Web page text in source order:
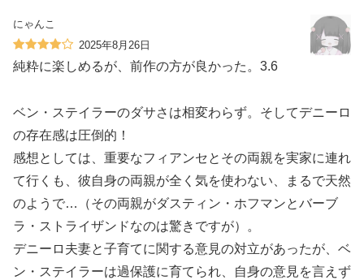
にゃんこ
2025年8月26日
純粋に楽しめるが、前作の方が良かった。3.6
ベン・ステイラーのダサさは相変わらず。そしてデニーロ
の存在感は圧倒的！
感想としては、重要なフィアンセとその両親を実家に連れ
て行くも、彼自身の両親が全く気を使わない、まるで天然
のようで…（その両親がダスティン・ホフマンとバーブ
ラ・ストライザンドなのは驚きですが）。
デニーロ夫妻と子育てに関する意見の対立があったが、ベ
ン・ステイラーは過保護に育てられ、自身の意見を言えず